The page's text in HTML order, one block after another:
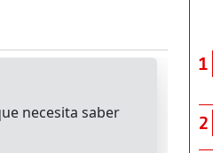
1
2